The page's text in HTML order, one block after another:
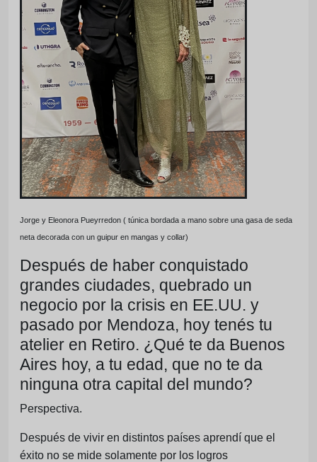
Jorge y Eleonora Pueyrredon ( túnica bordada a mano sobre una gasa de seda
neta decorada con un guipur en mangas y collar)
Después de haber conquistado
grandes ciudades, quebrado un
negocio por la crisis en EE.UU. y
pasado por Mendoza, hoy tenés tu
atelier en Retiro. ¿Qué te da Buenos
Aires hoy, a tu edad, que no te da
ninguna otra capital del mundo?
Perspectiva.
Después de vivir en distintos países aprendí que el
éxito no se mide solamente por los logros